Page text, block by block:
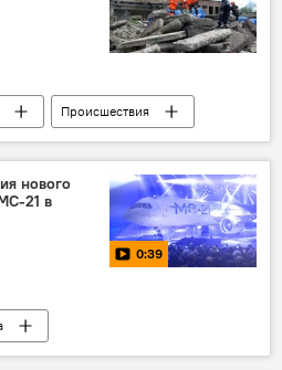
Происшествия
нового
21 в
0:39